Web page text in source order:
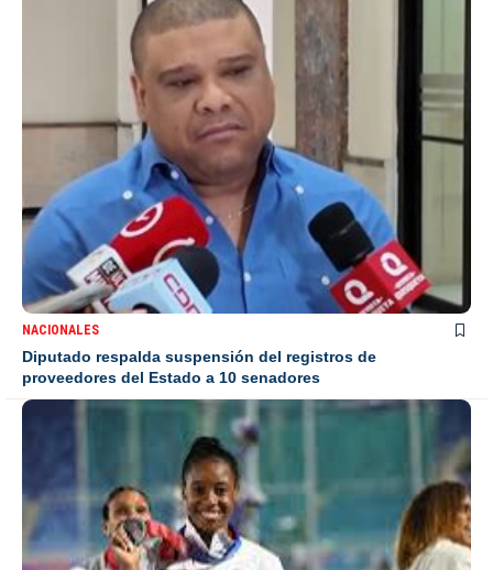
NACIONALES
Diputado respalda suspensión del registros de
proveedores del Estado a 10 senadores